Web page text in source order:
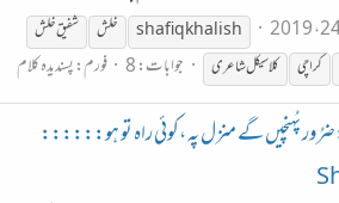
shafiq khalish خلش شفیقخلش
کراچی کلاسیکل شاعری جوابات: 8 فورم:پسندیدہ کلام
پُہنچیں گے منزل پہ ،کوئی راہ تو ہو::::::